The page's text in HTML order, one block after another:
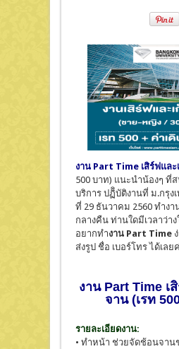
งาน Part Time เสิร์ฟและ
500 บาท) แนะนำน้องๆ ที่
บริการ ปฏิิบัติงานที่ ม.กรุง
ที่ 29 ธันวาคม 2560 ทำงา
กลางคืน ท่านใดมีเวลาว่า
อยากทำงาน Part Timeง่
ส่งรูป ชื่อ เบอร์โทร ได้เลย
งาน Part Time เ
จาน (เรท
รายละเอียดงาน:
• ทำหน้า ช่วยจัดช้อนจาน